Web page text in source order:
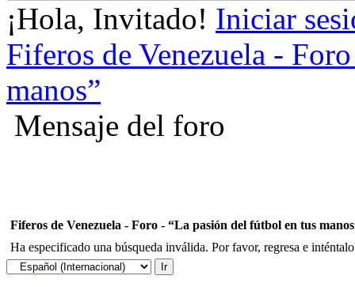
¡Hola, Invitado! Iniciar
Fiferos de Venezuela -
manos”
Mensaje del foro
Fiferos de Venezuela - Foro - “La pasión del fútbol en tus
Ha especificado una búsqueda inválida. Por favor, regresa e